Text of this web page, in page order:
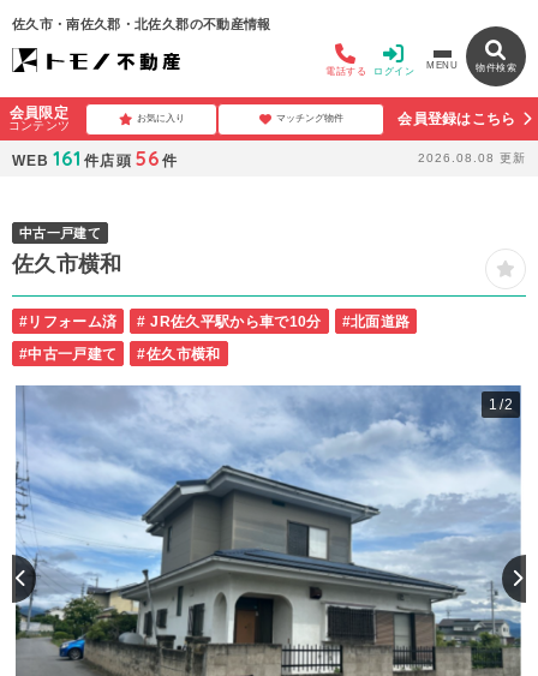
佐久市・南佐久郡・北佐久郡の不動産情報
電話する ログイン
MENU 物件検索
会員限定
コンテンツ
お気に入り マッチング物件 会員登録はこちら
WEB 161 件店頭 56 件 2026.08.08 更新
中古一戸建て
佐久市横和
#リフォーム済 # JR佐久平駅から車で10分
#北面道路
#中古一戸建て
#佐久市横和
1/2